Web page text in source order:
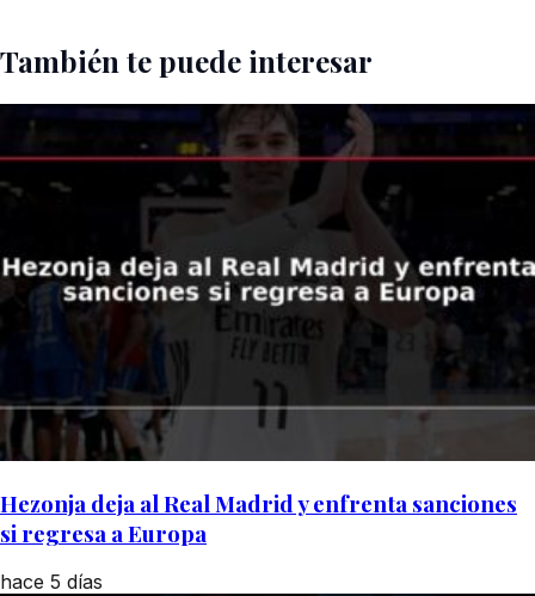
También te puede interesar
Hezonja deja al Real Madrid y enfrenta sanciones
si regresa a Europa
hace 5 días